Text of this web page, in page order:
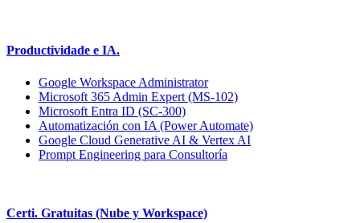
Productividade e IA.
Google Workspace Administrator
Microsoft 365 Admin Expert (MS-102)
Microsoft Entra ID (SC-300)
Automatización con IA (Power Automate)
Google Cloud Generative AI & Vertex AI
Prompt Engineering para Consultoría
Certi. Gratuitas (Nube y Workspace)